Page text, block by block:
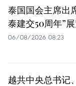
泰国国会主席出
泰建交50周年”
06/08/2026 08:23
越共中央总书记